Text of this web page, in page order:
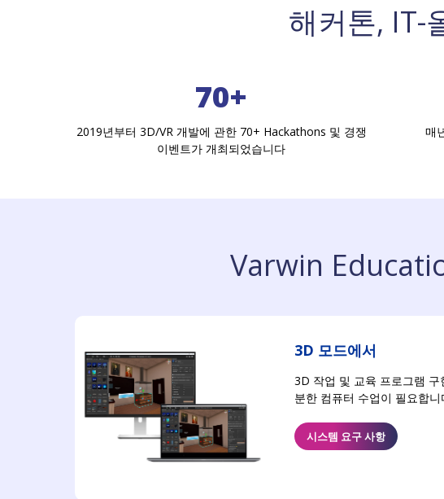
해커톤, IT-
70+
2019년부터 3D/VR 개발에 관한 70+ Hackathons 및 경쟁
이벤트가 개최되었습니다
매
Varwin
3D 모드에서
3D 작업 및 교육 프로그램 구
분한 컴퓨터 수업이 필요합니
시스템 요구 사항